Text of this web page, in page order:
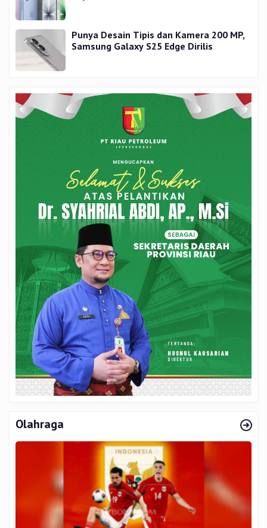
Punya Desain Tipis dan Kamera 200 MP,
Samsung Galaxy S25 Edge Dirilis
Olahraga